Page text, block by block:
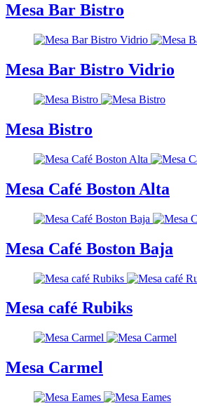
Mesa Bar Bistro
Mesa Bar Bistro Vidrio
Mesa Bistro
Mesa Café Boston Alta
Mesa Café Boston Baja
Mesa café Rubiks
Mesa Carmel